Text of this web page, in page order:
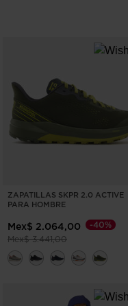
ZAPATILLAS SKPR 2.0 ACTIVE
PARA HOMBRE
Mex$ 2.064,00
Precio reducido de
Mex$ 3.441,00a
-40%